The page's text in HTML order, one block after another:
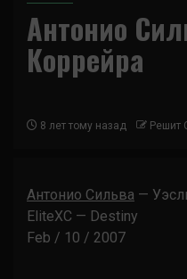
Антонио
Коррейра
8 лет тому назад Решит
Антонио Сильва —
EliteXC — Destiny
Feb / 10 / 2007